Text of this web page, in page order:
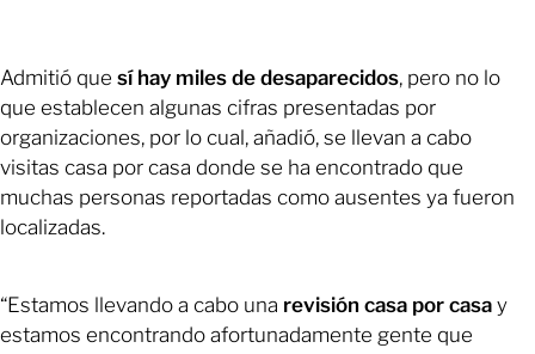
Admitió que sí hay miles de desaparecidos, pero no lo
que establecen algunas cifras presentadas por
organizaciones, por lo cual, añadió, se llevan a cabo
visitas casa por casa donde se ha encontrado que
muchas personas reportadas como ausentes ya fueron
localizadas.
“Estamos llevando a cabo una revisión casa por casa y
estamos encontrando afortunadamente gente que